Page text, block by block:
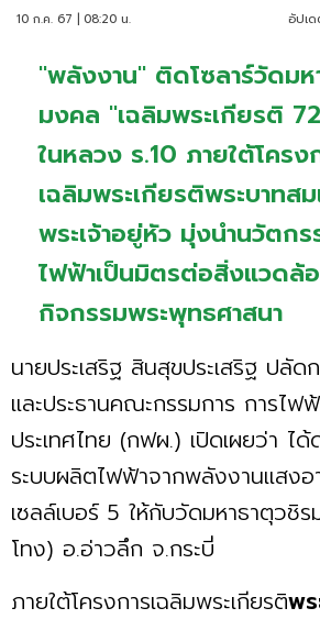
10 ก.ค. 67 | 08:20 น. อัปเ
"พลังงาน" ติดโซลาร์วัดมห
มงคล "เฉลิมพระเกียรติ
ในหลวง ร.10 ภายใต้โครง
เฉลิมพระเกียรติพระบาทส
พระเจ้าอยู่หัว มุ่งนำนวัตก
ไฟฟ้าเป็นมิตรต่อสิ่งแวดล้
กิจกรรมพระพุทธศาสนา
นายประเสริฐ สินสุขประเสริฐ ปลั
และประธานคณะกรรมการ การไฟ
ประเทศไทย (กฟผ.) เปิดเผยว่า ไ
ระบบผลิตไฟฟ้าจากพลังงานแสง
เซลล์เบอร์ 5 ให้กับวัดมหาธาตุวชิ
โทง) อ.อ่าวลึก จ.กระบี่
ภายใต้โครงการเฉลิมพระเกียรติพร